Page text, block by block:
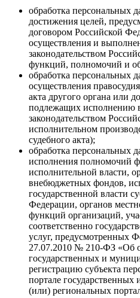
обработка персональных
достижения целей,
договором Российской
осуществления и
законодательством
функций, полномочий и
обработка персональных
осуществления
акта другого органа или
подлежащих исполнению
законодательством
исполнительном
судебного акта);
обработка персональных
исполнения полномочий
исполнительной власти,
внебюджетных фондов,
государственной власти
Федерации, органов
функций организаций,
соответственно
услуг, предусмотренных
27.07.2010 № 210-ФЗ «Об
государственных и
регистрацию субъекта
портале
(или) региональных